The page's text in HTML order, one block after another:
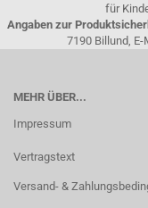
für
Angaben zur
7190 Billund,
MEHR ÜBER...
Impressum
Vertragstext
Versand- &